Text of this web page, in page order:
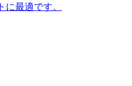
最適です。